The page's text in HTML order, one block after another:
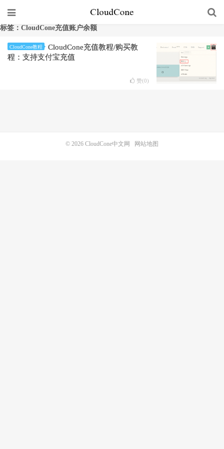
标签：CloudCone充值账户余额
CloudCone教程
CloudCone充值教程/购买教
程：支持支付宝充值
赞(0)
© 2026 CloudCone中文网 网站地图